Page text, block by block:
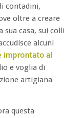
contadini,
oltre a creare
casa, sui colli
alcuni
improntato al
e voglia di
artigiana
questa